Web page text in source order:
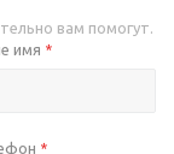
вам помогут.
имя *
*